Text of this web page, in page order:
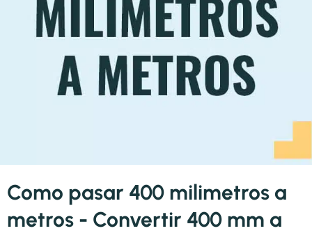
Como pasar 400 milimetros a
metros - Convertir 400 mm a